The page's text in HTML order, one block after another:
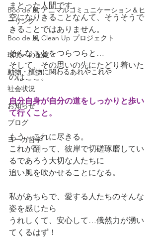
Boo de 風 アニマルコミュニケーション＆ヒ
ーリング
Boo de 風 Clean Up プロジェクト
環境への配慮
動物・植物に関わるあれやこれや
社会状況
お知らせ
ブログ
ヨーガ哲学
まとった人間です。
空になりきることなんて、そうそうで
きることではありません。
そんなことをつらつらと…
そして、その思いの先にたどり着いた
のはここ。
自分自身が自分の道をしっかりと歩い
て行くこと。
もう、これに尽きる。
これが翻って、彼岸で切磋琢磨してい
るであろう大切な人たちに
追い風を吹かせることになる。
私があちらで、愛する人たちのそんな
姿を感じたら
うれしくて、安心して…俄然力が湧い
てくるはず！